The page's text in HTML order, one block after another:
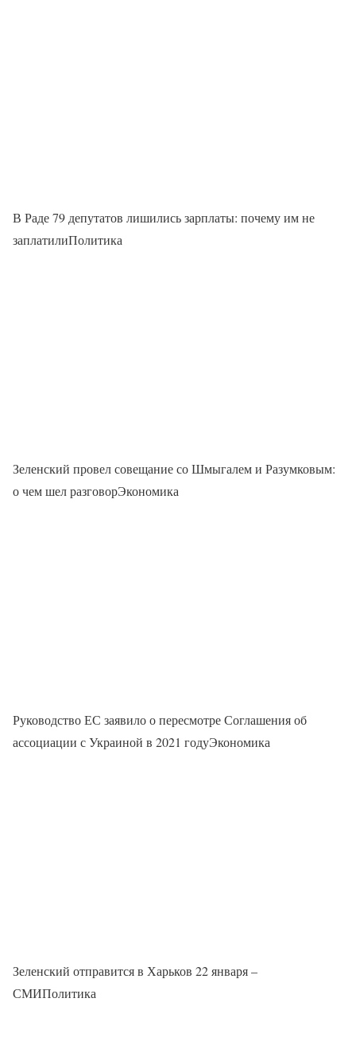
В Раде 79 депутатов лишились зарплаты: почему им не
заплатилиПолитика
Зеленский провел совещание со Шмыгалем и Разумковым:
о чем шел разговорЭкономика
Руководство ЕС заявило о пересмотре Соглашения об
ассоциации с Украиной в 2021 годуЭкономика
Зеленский отправится в Харьков 22 января –
СМИПолитика